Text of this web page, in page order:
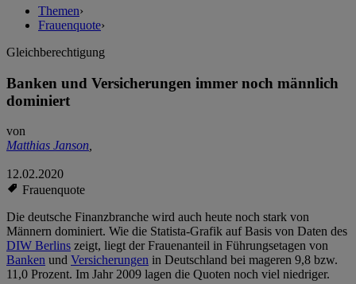
Themen›
Frauenquote›
Gleichberechtigung
Banken und Versicherungen immer noch männlich
dominiert
von
Matthias Janson,
12.02.2020
Frauenquote
Die deutsche Finanzbranche wird auch heute noch stark von
Männern dominiert. Wie die Statista-Grafik auf Basis von Daten des
DIW Berlins zeigt, liegt der Frauenanteil in Führungsetagen von
Banken und Versicherungen in Deutschland bei mageren 9,8 bzw.
11,0 Prozent. Im Jahr 2009 lagen die Quoten noch viel niedriger.